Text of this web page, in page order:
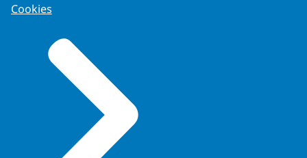
Cookies